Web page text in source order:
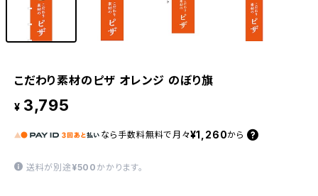
こだわり素材のピザ オレンジ のぼり旗
¥ 3,795
なら 手数料無料で 月々¥1,260から
送料が別途 ¥500 かかります。